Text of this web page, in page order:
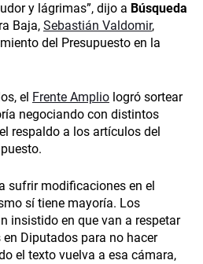
y lágrimas”, dijo a Búsqueda
Baja, Sebastián Valdomir,
del Presupuesto en la
el Frente Amplio logró sortear
negociando con distintos
respaldo a los artículos del
sufrir modificaciones en el
sí tiene mayoría. Los
insistido en que van a respetar
Diputados para no hacer
el texto vuelva a esa cámara,